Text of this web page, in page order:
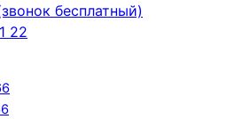
бесплатный)
22